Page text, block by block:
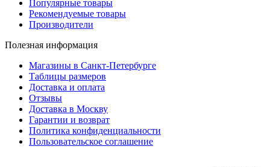
Популярные товары
Рекомендуемые товары
Производители
Полезная информация
Магазины в Санкт-Петербурге
Таблицы размеров
Доставка и оплата
Отзывы
Доставка в Москву
Гарантии и возврат
Политика конфиденциальности
Пользовательское соглашение